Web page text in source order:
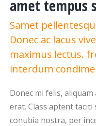
amet tempus
Samet
Donec ac lacus
maximus lectus.
interdum
Donec mi felis,
erat. Class aptent
conubia nostra, per